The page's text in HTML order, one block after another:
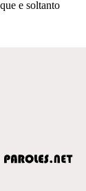
e soltanto